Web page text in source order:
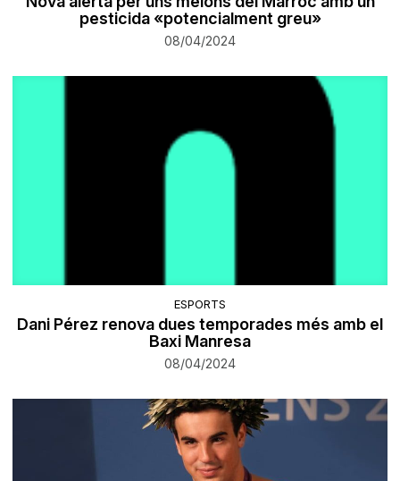
pesticida «potencialment greu»
08/04/2024
ESPORTS
Dani Pérez renova dues temporades més amb el
Baxi Manresa
08/04/2024